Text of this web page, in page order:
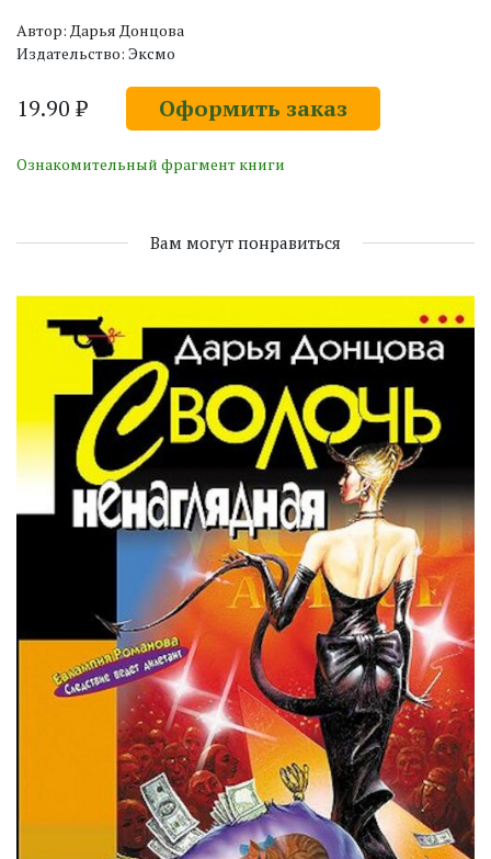
Автор: Дарья Донцова
Издательство: Эксмо
19.90 ₽ Оформить заказ
Ознакомительный фрагмент книги
Вам могут понравиться